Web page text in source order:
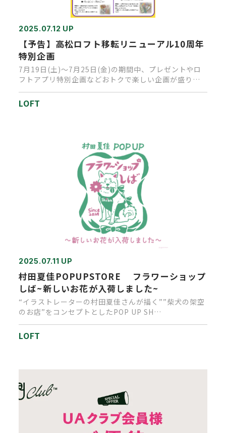
2025.07.12 UP
【予告】高松ロフト移転リニューアル10周年
特別企画
7月19日(土)～7月25日(金)の期間中、プレゼントやロ
フトアプリ特別企画などおトクで楽しい企画が盛りだ
LOFT
2025.07.11 UP
村田夏佳POPUPSTORE フラワーショップ
しば~新しいお花が入荷しました~
“イラストレーターの村田夏佳さんが描く””柴犬の架空
のお店”をコンセプトとしたPOP UP SH…
LOFT